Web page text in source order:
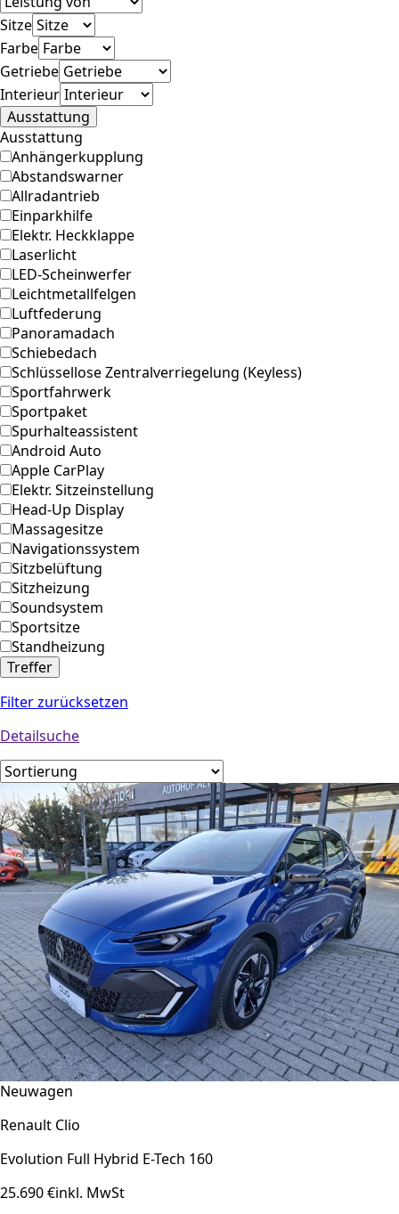
Sitze
Farbe
Getriebe
Interieur
Ausstattung
Ausstattung
Anhängerkupplung
Abstandswarner
Allradantrieb
Einparkhilfe
Elektr. Heckklappe
Laserlicht
LED-Scheinwerfer
Leichtmetallfelgen
Luftfederung
Panoramadach
Schiebedach
Schlüssellose Zentralverriegelung (Keyless)
Sportfahrwerk
Sportpaket
Spurhalteassistent
Android Auto
Apple CarPlay
Elektr. Sitzeinstellung
Head-Up Display
Massagesitze
Navigationssystem
Sitzbelüftung
Sitzheizung
Soundsystem
Sportsitze
Standheizung
Treffer
Filter zurücksetzen
Detailsuche
Neuwagen
Renault Clio
Evolution Full Hybrid E-Tech 160
25.690 €inkl. MwSt